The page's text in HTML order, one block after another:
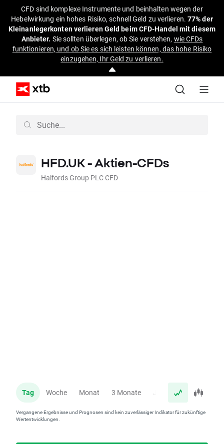
CFD sind komplexe Instrumente und beinhalten wegen der
Hebelwirkung ein hohes Risiko, schnell Geld zu verlieren.77% der
Kleinanlegerkonten verlieren Geld beim CFD-Handel mit diesem
Anbieter. Sie sollten überlegen, ob Sie verstehen, wie CFDs
funktionieren, und ob Sie es sich leisten können, das hohe Risiko
einzugehen, Ihr Geld zu verlieren.
HFD.UK - Aktien-CFDs
Halfords Group PLC CFD
Tag Woche Monat 3 Monate Jahr
Vergangene Ergebnisse und Prognosen sind kein zuverlässiger Indikator für zukünftige
Wertentwicklungen.